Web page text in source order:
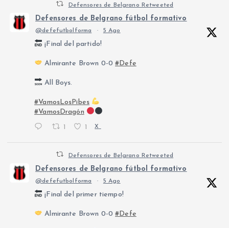
Defensores de Belgrano Retweeted
Defensores de Belgrano fútbol formativo
@defefutbolforma · 5 Ago
¡Final del partido!
Almirante Brown 0-0#Defe
All Boys.
#VamosLosPibes
#VamosDragón
1 1 X
Defensores de Belgrano Retweeted
Defensores de Belgrano fútbol formativo
@defefutbolforma · 5 Ago
¡Final del primer tiempo!
Almirante Brown 0-0#Defe